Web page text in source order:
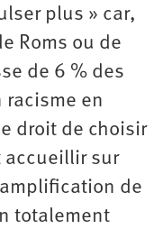
plus » car,
Roms ou de
de 6 % des
en
droit de choisir
accueillir sur
de
totalement